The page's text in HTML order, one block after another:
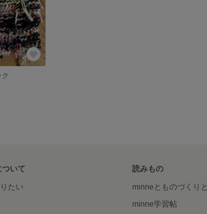
いて
たい
読みもの
minneとものづくりと
minne学習帖